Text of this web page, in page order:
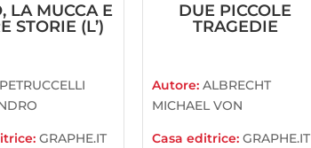
LA MUCCA E
STORIE (L’)
GRAPHE.IT
DUE PICCOLE
TRAGEDIE
Autore:ALBRECHT
MICHAEL VON
Casa editrice:GRAPHE.IT